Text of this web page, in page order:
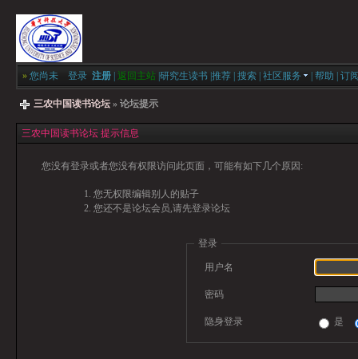
» 您尚未 登录 注册 返回主站 研究生读书 推荐 搜索 社区服务 帮助 订
三农中国读书论坛 » 论坛提示
三农中国读书论坛 提示信息
您没有登录或者您没有权限访问此页面，可能有如下几个原因:
您无权限编辑别人的贴子
您还不是论坛会员,请先登录论坛
登录
用户名
密码
隐身登录 是